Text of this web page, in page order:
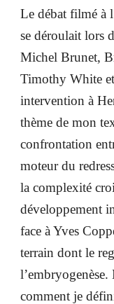
Le débat filmé à
se déroulait lors
Michel Brunet,
Timothy White
intervention à
thème de mon
confrontation
moteur du
la complexité
développement
face à Yves
terrain dont le
comment je